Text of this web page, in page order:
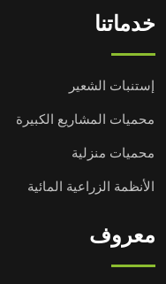
خدماتنا
إستنبات الشعير
محميات المشاريع الكبيرة
محميات منزلية
الأنظمة الزراعية المائية
معروف